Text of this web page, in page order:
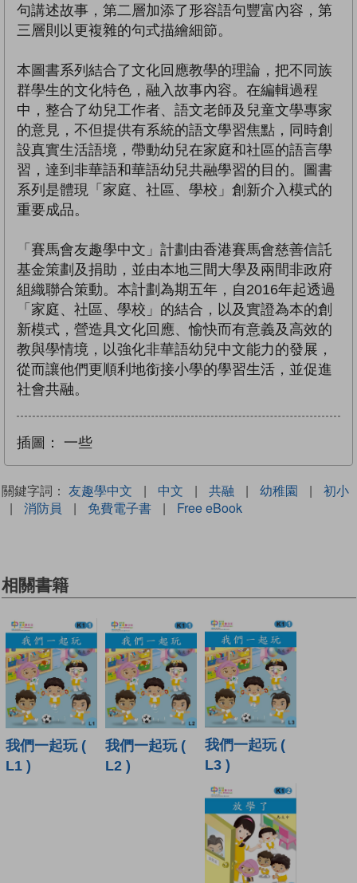
句講述故事，第二層加添了形容語句豐富內容，第
三層則以更複雜的句式描繪細節。
本圖書系列結合了文化回應教學的理論，把不同族
群學生的文化特色，融入故事內容。在編輯過程
中，整合了幼兒工作者、語文老師及兒童文學專家
的意見，不但提供有系統的語文學習焦點，同時創
設真實生活語境，帶動幼兒在家庭和社區的語言學
習，達到非華語和華語幼兒共融學習的目的。圖書
系列是體現「家庭、社區、學校」創新介入模式的
重要成品。
「賽馬會友趣學中文」計劃由香港賽馬會慈善信託
基金策劃及捐助，並由本地三間大學及兩間非政府
組織聯合策動。本計劃為期五年，自2016年起透過
「家庭、社區、學校」的結合，以及實證為本的創
新模式，營造具文化回應、愉快而有意義及高效的
教與學情境，以強化非華語幼兒中文能力的發展，
從而讓他們更順利地銜接小學的學習生活，並促進
社會共融。
插圖： 一些
關鍵字詞： 友趣學中文 | 中文 | 共融 | 幼稚園 |
初小
|
消防員 | 免費電子書 | Free eBook
相關書籍
我們一起玩 (
L1 )
我們一起玩 (
L2 )
我們一起玩 (
L3 )